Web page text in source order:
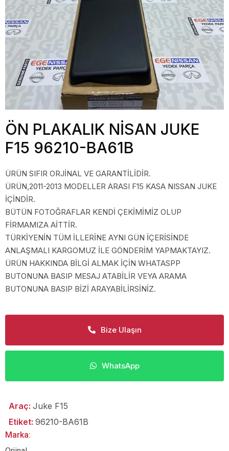
ÖN PLAKALIK NİSAN JUKE
F15 96210-BA61B
ÜRÜN SIFIR ORJİNAL VE GARANTİLİDİR.
ÜRÜN,2011-2013 MODELLER ARASI F15 KASA NISSAN JUKE
İÇİNDİR.
BÜTÜN FOTOĞRAFLAR KENDİ ÇEKİMİMİZ OLUP
FİRMAMIZA AİTTİR.
TÜRKİYENİN TÜM İLLERİNE AYNI GÜN İÇERİSİNDE
ANLAŞMALI KARGOMUZ İLE GÖNDERİM YAPMAKTAYIZ.
ÜRÜN HAKKINDA BİLGİ ALMAK İÇİN WHATASPP
BUTONUNA BASIP MESAJ ATABİLİR VEYA ARAMA
BUTONUNA BASIP BİZİ ARAYABİLİRSİNİZ.
Bize Ulaşın
WhatsApp
Araç: Juke F15
Etiket: 96210-BA61B
Marka: